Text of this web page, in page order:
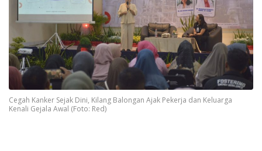
Cegah Kanker Sejak Dini, Kilang Balongan Ajak Pekerja dan Keluarga
Kenali Gejala Awal (Foto: Red)